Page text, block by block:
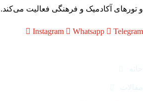
آکادمیک و فرهنگی فعالیت می‌کند.
Instagram Whatsapp